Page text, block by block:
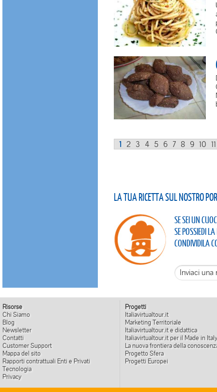
1 2 3 4 5 6 7 8 9 10 11
LA TUA RICETTA SUL NOSTRO
SE SEI UN
SE POSSIEDI
CONDIVIDILA
Inviaci una
Risorse
Chi Siamo
Blog
Newsletter
Contatti
Customer Support
Mappa del sito
Rapporti contrattuali Enti e Privati
Tecnologia
Privacy
Progetti
Italiavirtualtour.it
Marketing Territoriale
Italiavirtualtour.it e didattica
Italiavirtualtour.it per il Made in Italy
La nuova frontiera della
Progetto Sfera
Progetti Europei